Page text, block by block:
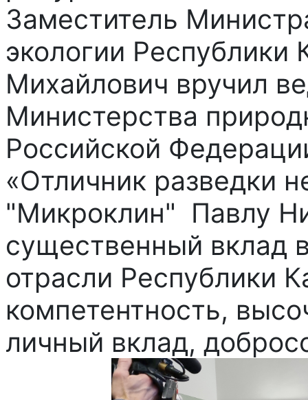
Заместитель
экологии Республики
Михайлович вручил
Министерства
Российской
«Отличник разведки
"Микроклин" Павлу
существенный вклад
отрасли Республики
компетентность,
личный вклад,